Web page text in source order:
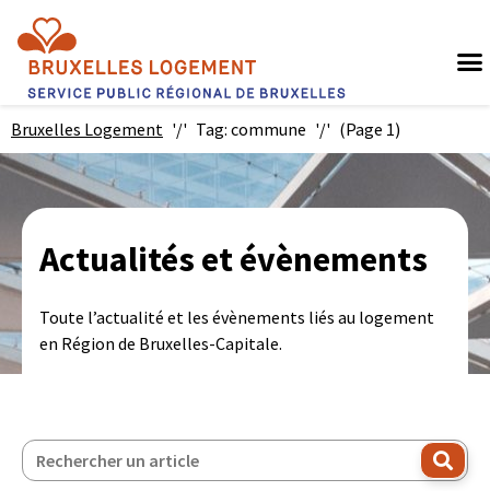
Bruxelles Logement Tag: commune (Page 1)
Actualités et évènements
Toute l’actualité et les évènements liés au logement
en Région de Bruxelles-Capitale.